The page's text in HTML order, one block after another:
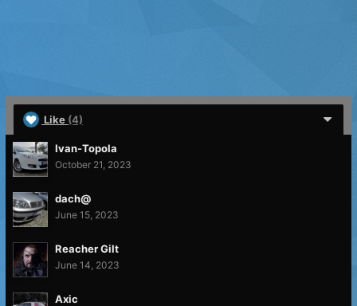
Like (4)
Ivan-Topola
October 21, 2023
dach@
June 15, 2023
Reacher Gilt
June 14, 2023
Axic